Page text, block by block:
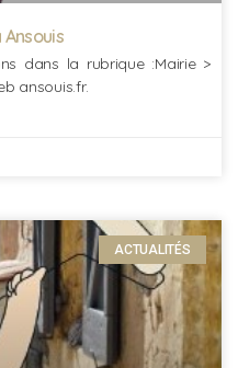
dans la rubrique :Mairie >
ansouis.fr.
ACTUALITÉS